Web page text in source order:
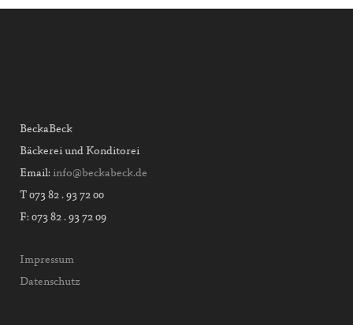
BeckaBeck
Bäckerei und Konditorei
Email: info@beckabeck.de
T 073 82 . 93 72 00
F: 073 82 . 93 72 09
Impressum
Datenschutz